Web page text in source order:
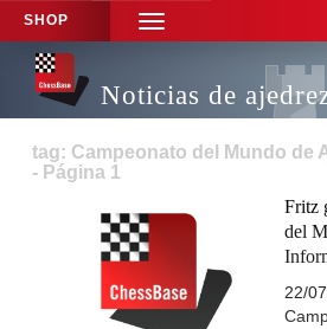
SHOP
TOGGLE
NAVIGATION
Noticias de
tag: Campeonato del Mundo de
- Página 1
Fritz
del
22/